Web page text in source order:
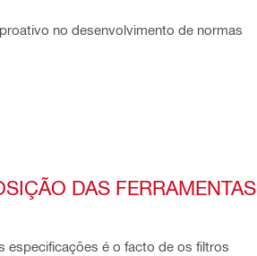
no desenvolvimento de normas
DAS FERRAMENTAS
especificações é o facto de os filtros